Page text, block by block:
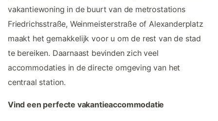
vakantiewoning in de buurt van de metrostations
Friedrichsstraße, Weinmeisterstraße of Alexanderplatz
maakt het gemakkelijk voor u om de rest van de stad
te bereiken. Daarnaast bevinden zich veel
accommodaties in de directe omgeving van het
centraal station.
Vind een perfecte vakantieaccommodatie